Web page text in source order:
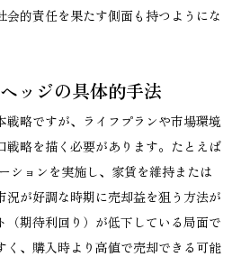
会的責任を果たす側面も持つようにな
ッジの具体的手法
戦略ですが、ライフプランや市場環境
戦略を描く必要があります。たとえば
ションを実施し、家賃を維持または
況が好調な時期に売却益を狙う方法が
（期待利回り）が低下している局面で
く、購入時より高値で売却できる可能